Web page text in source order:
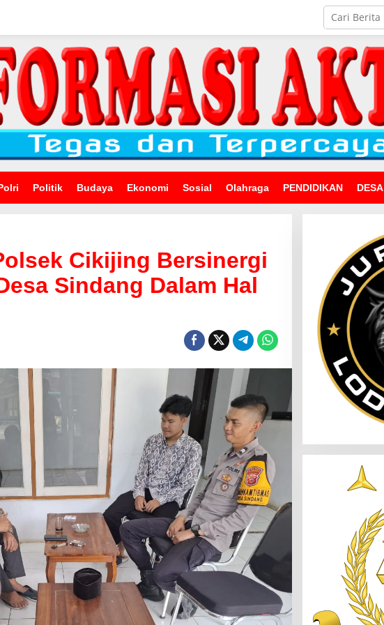
Politik Budaya Ekonomi Sosial Olahraga PENDIDIKAN DESA
Cikijing Bersinergi
Sindang Dalam Hal